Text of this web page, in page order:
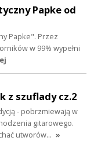
Papke od
Papke". Przez
w 99% wypełni
z szuflady cz.2
- pobrzmiewają w
gitarowego.
utworów… »